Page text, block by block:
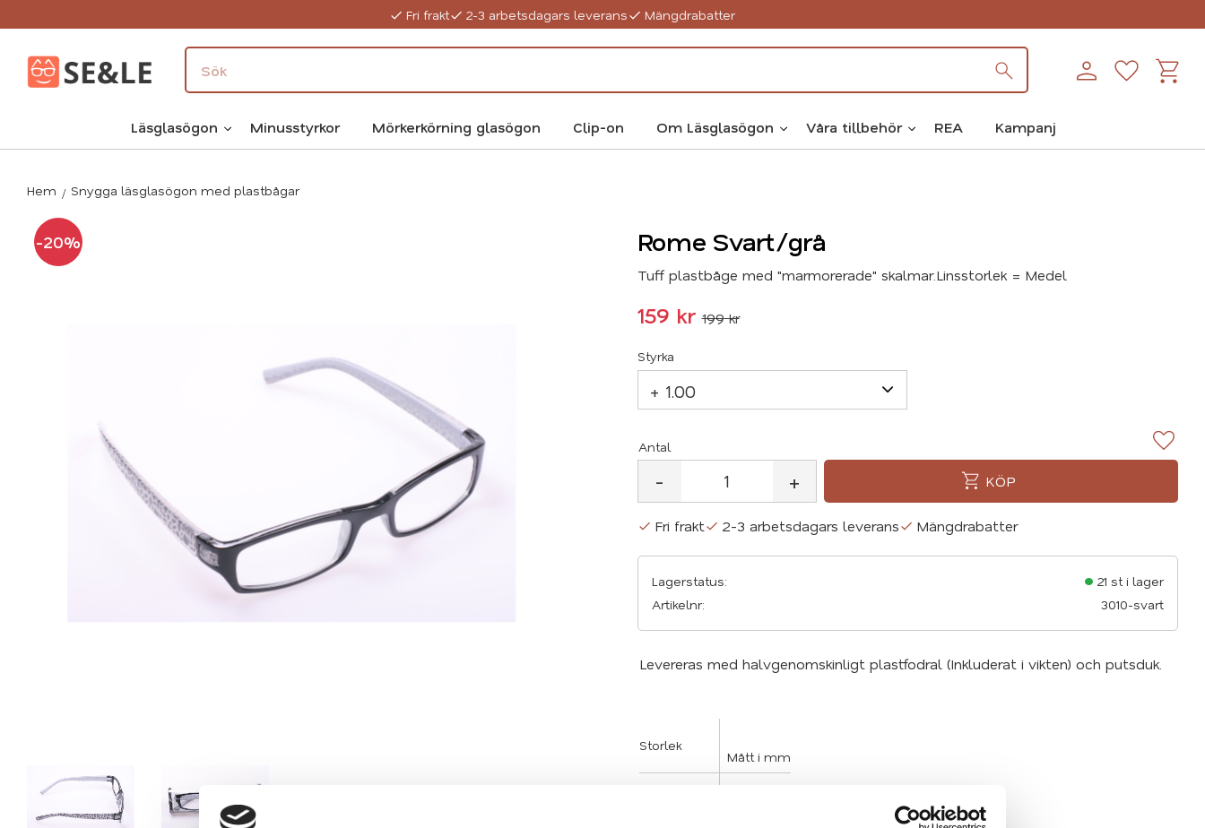
Fri frakt 2-3 arbetsdagars leverans Mängdrabatter
Läsglasögon Minusstyrkor Mörkerkörning glasögon Clip-on Om Läsglasögon Våra tillbehör REA Kampanj
Favoriter
Hem Snygga läsglasögon med plastbågar
20% Rome Svart/grå
Tuff plastbåge med "marmorerade" skalmar.Linsstorlek = Medel
Nedsatt pris:
159 kr Ordinarie pris:
199kr
Styrka
Antal
+
- KÖP
Lägg
Fri frakt 2-3 arbetsdagars leverans Mängdrabatter
Lagerstatus
21 st i lager
Artikelnr
3010-svart
Levereras med halvgenomskinligt plastfodral (Inkluderat i vikten) och putsduk.
Storlek
Mått i mm